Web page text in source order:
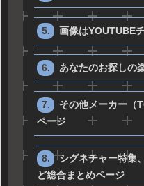
画像はYOUTUBE
あなたのお探しの
その他メーカー
ページ
シグネチャー特集
ど総合まとめページ